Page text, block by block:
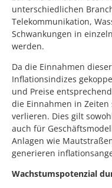
unterschiedlichen
Telekommunikation,
Schwankungen in
werden.
Da die Einnahmen
Inflationsindizes
und Preise
die Einnahmen in
verlieren. Dies gilt
auch für
Anlagen wie
generieren
Wachstumspotenzial